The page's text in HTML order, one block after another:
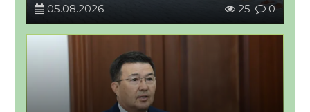
05.08.2026
25 0